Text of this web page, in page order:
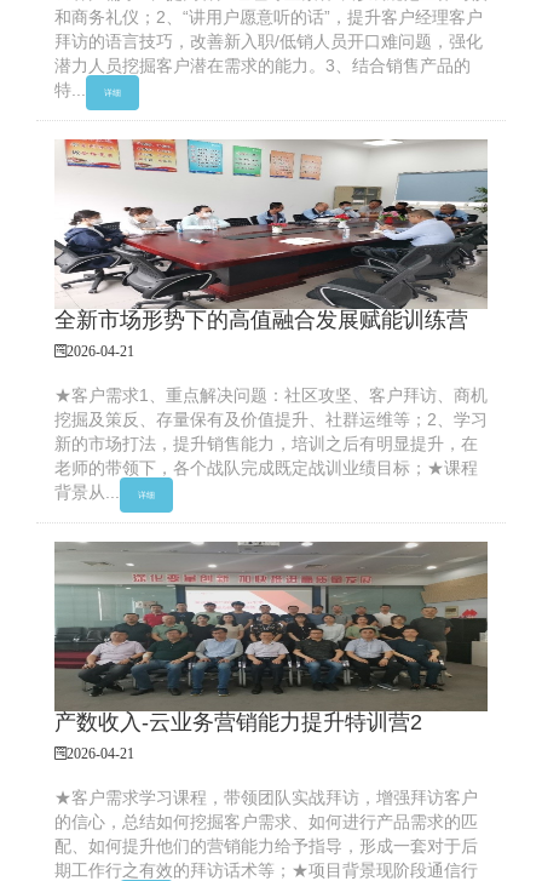
和商务礼仪；2、“讲用户愿意听的话”，提升客户经理客户
拜访的语言技巧，改善新入职/低销人员开口难问题，强化
潜力人员挖掘客户潜在需求的能力。3、结合销售产品的
特...
详细
全新市场形势下的高值融合发展赋能训练营
2026-04-21
★客户需求1、重点解决问题：社区攻坚、客户拜访、商机
挖掘及策反、存量保有及价值提升、社群运维等；2、学习
新的市场打法，提升销售能力，培训之后有明显提升，在
老师的带领下，各个战队完成既定战训业绩目标；★课程
背景从...
详细
产数收入-云业务营销能力提升特训营2
2026-04-21
★客户需求学习课程，带领团队实战拜访，增强拜访客户
的信心，总结如何挖掘客户需求、如何进行产品需求的匹
配、如何提升他们的营销能力给予指导，形成一套对于后
期工作行之有效的拜访话术等；★项目背景现阶段通信行